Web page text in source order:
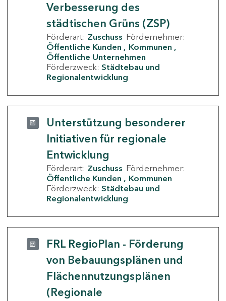
Verbesserung des
städtischen Grüns (ZSP)
Förderart: Zuschuss Fördernehmer:
Öffentliche Kunden
Kommunen
Öffentliche Unternehmen
Förderzweck: Städtebau und
Regionalentwicklung
Unterstützung besonderer
Initiativen für regionale
Entwicklung
Förderart: Zuschuss Fördernehmer:
Öffentliche Kunden
Kommunen
Förderzweck: Städtebau und
Regionalentwicklung
FRL RegioPlan - Förderung
von Bebauungsplänen und
Flächennutzungsplänen
(Regionale